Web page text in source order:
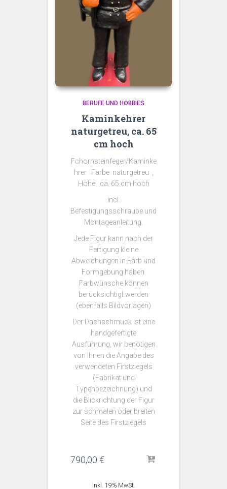
BERUFE UND HOBBIES
Kaminkehrer
naturgetreu, ca. 65
cm hoch
Fchornsteinfeger/Kaminke
hrer Farbe naturgetreu ,
Höhe ca. 65 cm hoch
incl.
Befestigungsschraube und
Montageanleitung.
Jede Figur kann nach der
Fertigung kleine
Abweichungen in Farb und
Formgebung haben.
Farbwünsche können
berücksichtigt werden
(ebenfalls Bildvorlagen)
Der Dachschmuck ist eine
handgefertigte
Ausführung, wir benötigen
von Ihnen die Angabe des
verwendeten Firstziegels
(Fabrikat und
Typenbezeichnung) und
die Blickrichtung der Figur
zur schmalen oder breiten
Seite des Firstziegels
790,00 €
inkl. 19% MwSt.